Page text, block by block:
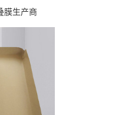
膜生产商